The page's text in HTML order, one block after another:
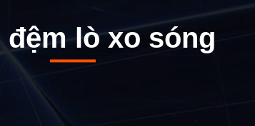
đệm lò xo sóng